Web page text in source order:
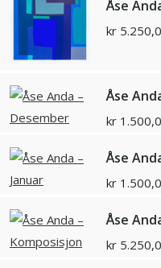
Åse
kr
Åse
kr
Åse
kr
Åse
kr